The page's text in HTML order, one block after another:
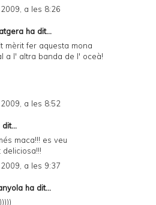
a les 8:26
ha dit...
mèrit fer aquesta mona
a l' altra banda de l' oceà!
a les 8:52
dit...
maca!!! es veu
a les 9:37
ha dit...